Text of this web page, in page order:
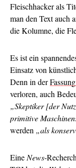
Fleischhacker als
man den Text auch
die Kolumne, die
Es ist ein
Einsatz von
Denn in der
verloren, auch
„Skeptiker [der
primitive
werden „als
Eine News-